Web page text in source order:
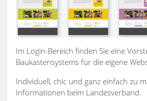
Im Login-Bereich finden Sie eine
Baukastensystems für die eigene
Individuell, chic und ganz einfach zu
Informationen beim Landesverband.